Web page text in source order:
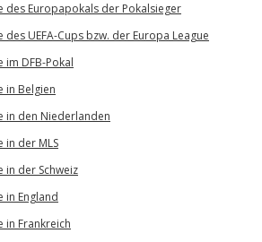
des Europapokals der Pokalsieger
UEFA-Cups bzw. der Europa League
im DFB-Pokal
in Belgien
in den Niederlanden
in der MLS
in der Schweiz
in England
in Frankreich